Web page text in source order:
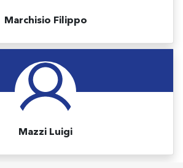
Marchisio Filippo
Mazzi Luigi